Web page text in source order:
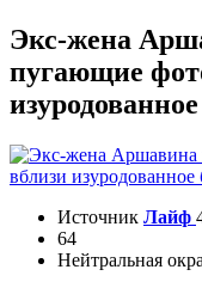
Экс-жена
пугающие
Источник Лайф
64
Нейтральная